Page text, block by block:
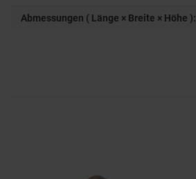
Abmessungen ( Länge × Breite × Höhe ):